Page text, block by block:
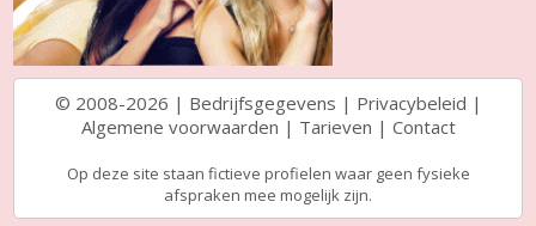
© 2008-2026 | Bedrijfsgegevens | Privacybeleid |
Algemene voorwaarden | Tarieven | Contact
Op deze site staan fictieve profielen waar geen fysieke
afspraken mee mogelijk zijn.